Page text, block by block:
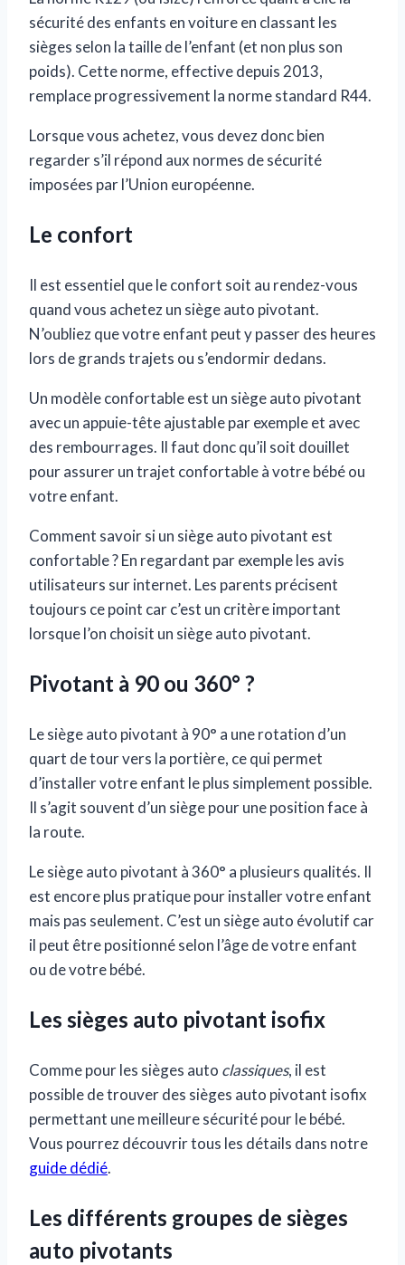
sécurité des enfants en voiture en classant les
sièges selon la taille de l’enfant (et non plus son
poids). Cette norme, effective depuis 2013,
remplace progressivement la norme standard R44.
Lorsque vous achetez, vous devez donc bien
regarder s’il répond aux normes de sécurité
imposées par l’Union européenne.
Le confort
Il est essentiel que le confort soit au rendez-vous
quand vous achetez un siège auto pivotant.
N’oubliez que votre enfant peut y passer des heures
lors de grands trajets ou s’endormir dedans.
Un modèle confortable est un siège auto pivotant
avec un appuie-tête ajustable par exemple et avec
des rembourrages. Il faut donc qu’il soit douillet
pour assurer un trajet confortable à votre bébé ou
votre enfant.
Comment savoir si un siège auto pivotant est
confortable ? En regardant par exemple les avis
utilisateurs sur internet. Les parents précisent
toujours ce point car c’est un critère important
lorsque l’on choisit un siège auto pivotant.
Pivotant à 90 ou 360° ?
Le siège auto pivotant à 90° a une rotation d’un
quart de tour vers la portière, ce qui permet
d’installer votre enfant le plus simplement possible.
Il s’agit souvent d’un siège pour une position face à
la route.
Le siège auto pivotant à 360° a plusieurs qualités. Il
est encore plus pratique pour installer votre enfant
mais pas seulement. C’est un siège auto évolutif car
il peut être positionné selon l’âge de votre enfant
ou de votre bébé.
Les sièges auto pivotant isofix
Comme pour les sièges auto classiques, il est
possible de trouver des sièges auto pivotant isofix
permettant une meilleure sécurité pour le bébé.
Vous pourrez découvrir tous les détails dans notre
guide dédié.
Les différents groupes de sièges
auto pivotants